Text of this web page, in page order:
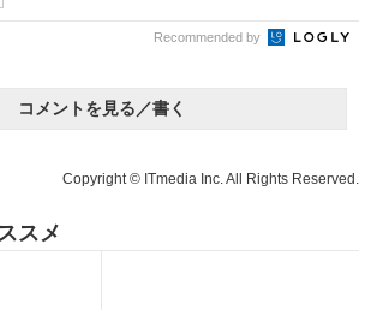
Recommended by
コメントを見る／書く
Copyright © ITmedia Inc. All Rights Reserved.
スメ